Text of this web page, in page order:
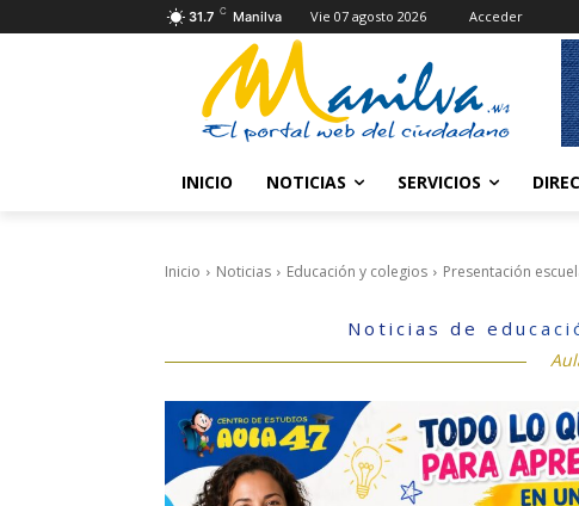
31.7 C Manilva Vie 07 agosto 2026 Acceder
INICIO NOTICIAS SERVICIOS
Inicio Noticias Educación y colegios Presentación
Noticias de